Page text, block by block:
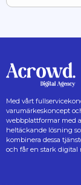
Med vårt
varumärkeskoncept
webbplattformar med
heltäckande lösning
kombinera dessa
och får en stark digital